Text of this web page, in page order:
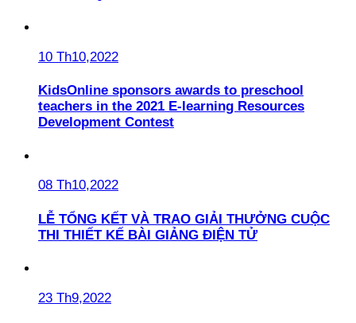
10 Th10,2022
KidsOnline sponsors awards to preschool
teachers in the 2021 E-learning Resources
Development Contest
08 Th10,2022
LỄ TỔNG KẾT VÀ TRAO GIẢI THƯỞNG CUỘC
THI THIẾT KẾ BÀI GIẢNG ĐIỆN TỬ
23 Th9,2022